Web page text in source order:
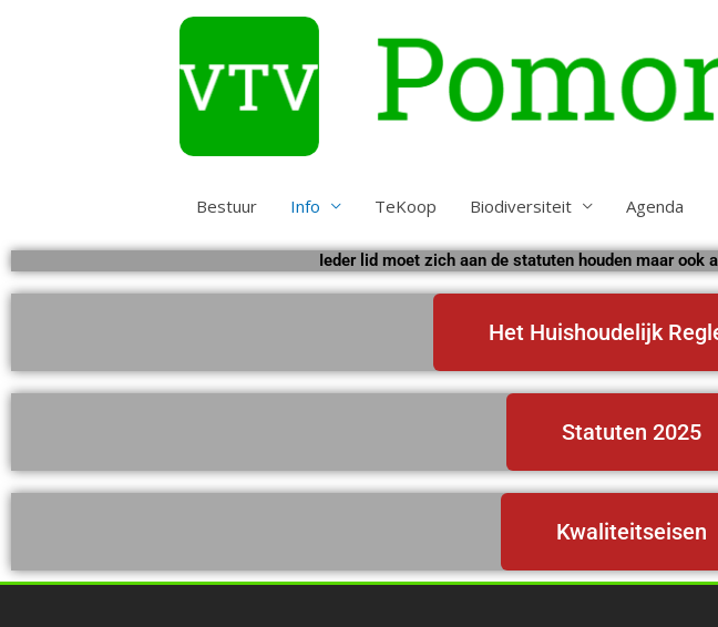
Bestuur Info TeKoop Biodiversiteit Agenda
Ieder lid moet zich aan de statuten houden maar ook
Het Huishoudelijk
Statuten 2025
Kwaliteitseisen